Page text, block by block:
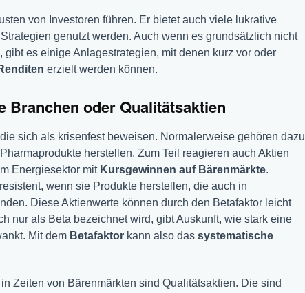
von Investoren führen. Er bietet auch viele lukrative
genutzt werden. Auch wenn es grundsätzlich nicht
es einige Anlagestrategien, mit denen kurz vor oder
erzielt werden können.
oder Qualitätsaktien
sich als krisenfest beweisen. Normalerweise gehören dazu
herstellen. Zum Teil reagieren auch Aktien
Energiesektor mit Kursgewinnen auf Bärenmärkte.
wenn sie Produkte herstellen, die auch in
Diese Aktienwerte können durch den Betafaktor leicht
nur als Beta bezeichnet wird, gibt Auskunft, wie stark eine
Mit dem Betafaktorkann also das systematische
Zeiten von Bärenmärkten sind Qualitätsaktien. Die sind